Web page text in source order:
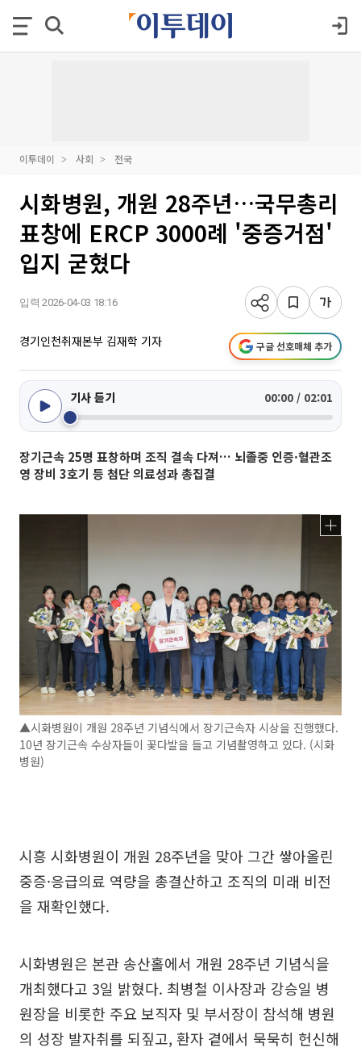
이투데이 사회 전국
시화병원, 개원 28주년…국무총리
표창에 ERCP 3000례 '중증거점'
입지 굳혔다
입력 2026-04-03 18:16
경기인천취재본부 김재학 기자 구글 선호매체 추가
기사 듣기 00:00 / 02:01
장기근속 25명 표창하며 조직 결속 다져… 뇌졸중 인증·혈관조
영 장비 3호기 등 첨단 의료성과 총집결
▲시화병원이 개원 28주년 기념식에서 장기근속자 시상을 진행했다.
10년 장기근속 수상자들이 꽃다발을 들고 기념촬영하고 있다. (시화
병원)
시흥 시화병원이 개원 28주년을 맞아 그간 쌓아올린
중증·응급의료 역량을 총결산하고 조직의 미래 비전
을 재확인했다.
시화병원은 본관 송산홀에서 개원 28주년 기념식을
개최했다고 3일 밝혔다. 최병철 이사장과 강승일 병
원장을 비롯한 주요 보직자 및 부서장이 참석해 병원
의 성장 발자취를 되짚고, 환자 곁에서 묵묵히 헌신해